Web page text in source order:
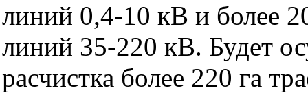
линий 0,4-10 кВ и более
линий 35-220 кВ. Будет
расчистка более 220 га